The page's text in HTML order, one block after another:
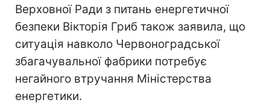
Верховної Ради з питань енергетичної
безпеки Вікторія Гриб також заявила, що
ситуація навколо Червоноградської
збагачувальної фабрики потребує
негайного втручання Міністерства
енергетики.